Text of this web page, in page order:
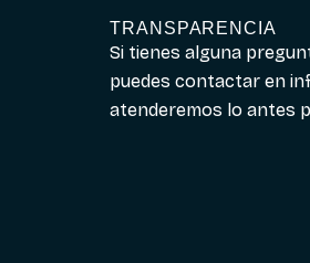
TRANSPARENCIA
Si tienes alguna
puedes contactar en
atenderemos lo antes